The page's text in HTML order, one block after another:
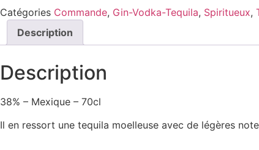
Catégories Commande, Gin-Vodka-Tequila, Spiritueux,
Description
Description
38% – Mexique – 70cl
Il en ressort une tequila moelleuse avec de légères